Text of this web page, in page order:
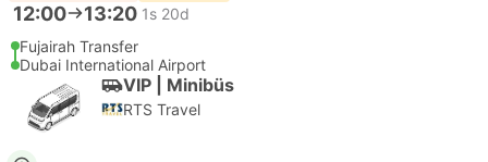
12:00 13:20 1s 20d
Fujairah Transfer
Dubai International Airport
VIP | Minibüs
RTS Travel